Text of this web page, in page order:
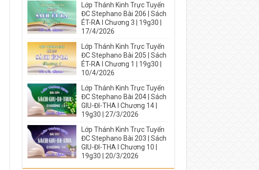
Lớp Thánh Kinh Trực Tuyến
ĐC Stephano Bài 206 | Sách
ÉT-RA I Chương 3 | 19g30 |
17/4/2026
Lớp Thánh Kinh Trực Tuyến
ĐC Stephano Bài 205 | Sách
ÉT-RA I Chương 1 | 19g30 |
10/4/2026
Lớp Thánh Kinh Trực Tuyến
ĐC Stephano Bài 204 | Sách
GIU-ĐI-THA I Chương 14 |
19g30 | 27/3/2026
Lớp Thánh Kinh Trực Tuyến
ĐC Stephano Bài 203 | Sách
GIU-ĐI-THA I Chương 10 |
19g30 | 20/3/2026